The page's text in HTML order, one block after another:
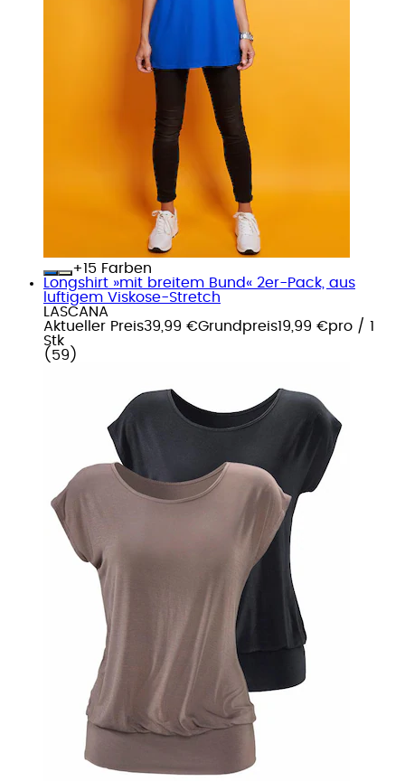
+
Farben
Longshirt »mit breitem Bund« 2er-Pack, aus
luftigem Viskose-Stretch
LASCANA
Aktueller Preis39,99 €Grundpreis19,99 €pro / 1
Stk
( 59 )